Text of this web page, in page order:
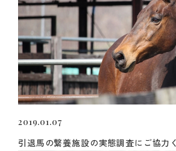
2019.01.07
引退馬の繋養施設の実態調査にご協力